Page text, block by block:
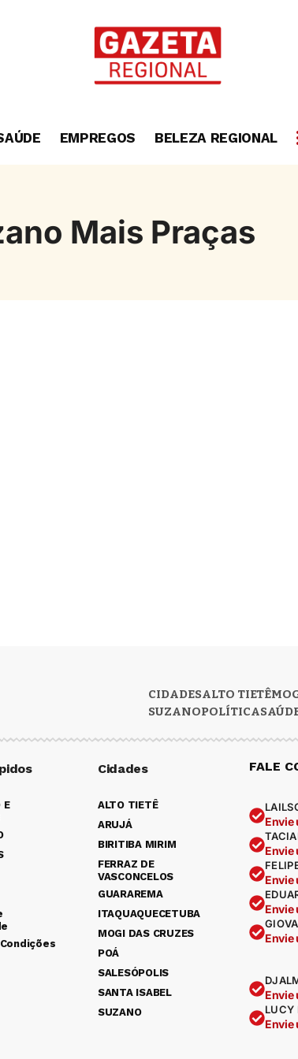
EMPREGOS BELEZA REGIONAL
Mais Praças
CIDADESALTO TIETÊ
SUZANOPOLÍTICA
E
Cidades
ALTO TIETÊ
ARUJÁ
BIRITIBA MIRIM
FERRAZ DE
VASCONCELOS
GUARAREMA
ITAQUAQUECETUBA
MOGI DAS CRUZES
POÁ
SALESÓPOLIS
SANTA ISABEL
SUZANO
FALE
Envie
Envie
Envie
Envie
Envie
Envie
LUCY
Envie